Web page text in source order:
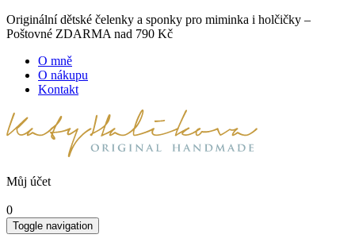
Originální dětské čelenky a sponky pro miminka i holčičky –
Poštovné ZDARMA nad 790 Kč
O mně
O nákupu
Kontakt
Můj účet
0
Toggle navigation